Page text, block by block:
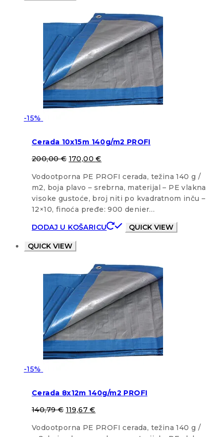
-15%
Cerada 10x15m 140g/m2 PROFI
200,00€ 170,00€
Vodootporna PE PROFI cerada, težina 140 g /
m2, boja plavo – srebrna, materijal – PE vlakna
visoke gustoće, broj niti po kvadratnom inču –
12×10, finoća pređe: 900 denier…
DODAJ U KOŠARICU
QUICK VIEW
QUICK VIEW
-15%
Cerada 8x12m 140g/m2 PROFI
140,79€ 119,67€
Vodootporna PE PROFI cerada, težina 140 g /